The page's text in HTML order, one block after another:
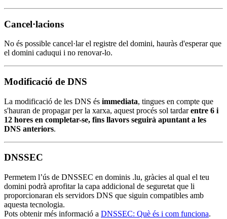
Cancel·lacions
No és possible cancel·lar el registre del domini, hauràs d'esperar que
el domini caduqui i no renovar-lo.
Modificació de DNS
La modificació de les DNS és immediata, tingues en compte que
s'hauran de propagar per la xarxa, aquest procés sol tardarentre 6 i
12 hores en completar-se, fins llavors seguirà apuntant a les
DNS anteriors.
DNSSEC
Permetem l’ús de DNSSEC en dominis .lu, gràcies al qual el teu
domini podrà aprofitar la capa addicional de seguretat que li
proporcionaran els servidors DNS que siguin compatibles amb
aquesta tecnologia.
Pots obtenir més informació a DNSSEC: Què és i com funciona.